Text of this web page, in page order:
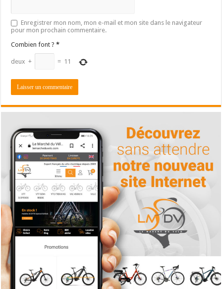
Enregistrer mon nom, mon e-mail et mon site dans le navigateur
pour mon prochain commentaire.
Combien font ? *
deux + = 11